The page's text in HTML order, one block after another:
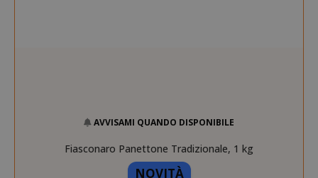
NOVITÀ
AVVISAMI QUANDO DISPONIBILE
Fiasconaro Panettone Tradizionale, 1 kg